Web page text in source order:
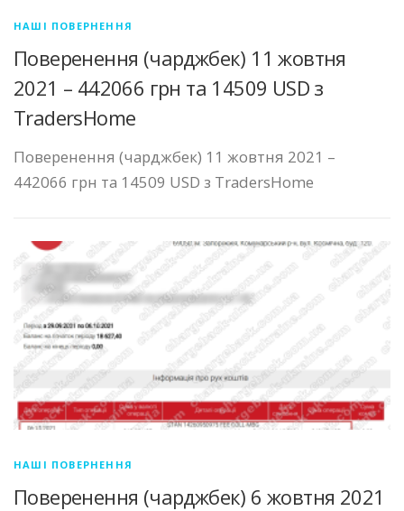
НАШІ ПОВЕРНЕННЯ
Поверенення (чарджбек) 11 жовтня
2021 – 442066 грн та 14509 USD з
TradersHome
Поверенення (чарджбек) 11 жовтня 2021 –
442066 грн та 14509 USD з TradersHome
НАШІ ПОВЕРНЕННЯ
Поверенення (чарджбек) 6 жовтня 2021